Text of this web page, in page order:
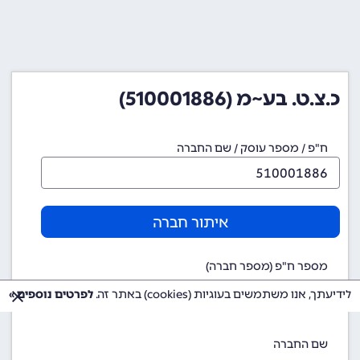
כ.צ.ט. בע~מ (510001886)
ח"פ / מספר עוסק / שם החברה
איתור חברה
מספר ח"פ (מספר חברה)
510001886
שם החברה
לידיעתך, אנו משתמשים בעוגיות (cookies) באתר זה. לפרטים נוספים »